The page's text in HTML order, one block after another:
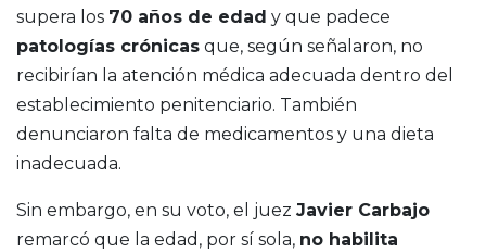
supera los 70 años de edad y que padece
patologías crónicas que, según señalaron, no
recibirían la atención médica adecuada dentro del
establecimiento penitenciario. También
denunciaron falta de medicamentos y una dieta
inadecuada.
Sin embargo, en su voto, el juez Javier Carbajo
remarcó que la edad, por sí sola, no habilita